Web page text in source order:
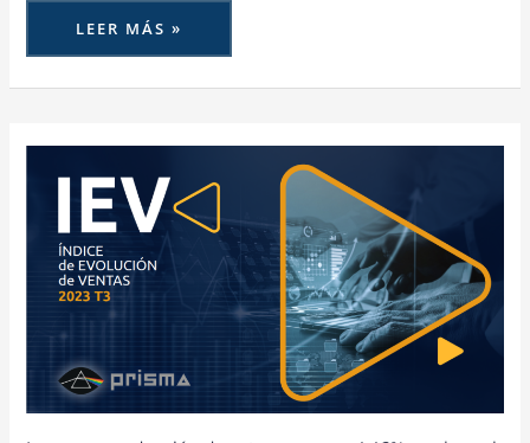
LEER MÁS »
LA
PRODUCCIÓN
DE
AUTOS
CRECE
UN
4,46%
EN
EL
CANAL
CORREDOR